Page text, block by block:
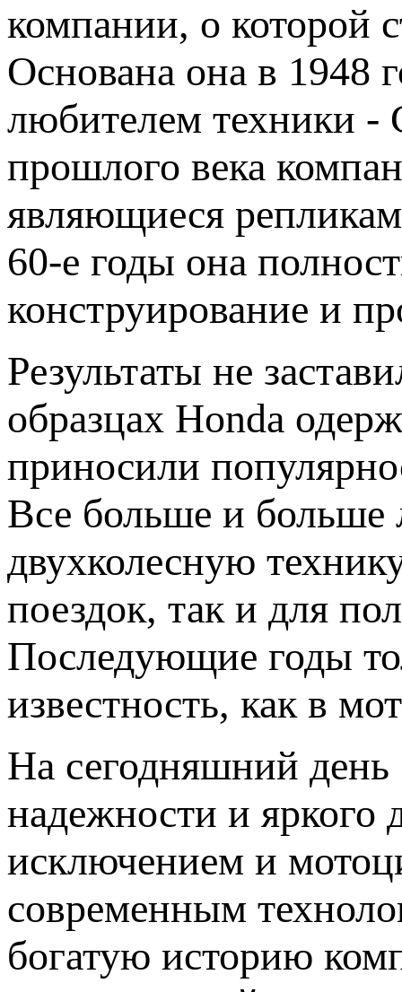
компании, о которой
Основана она в 1948
любителем техники -
прошлого века
являющиеся
60-е годы она
конструирование и
Результаты не
образцах Honda
приносили
Все больше и больше
двухколесную
поездок, так и для
Последующие годы
известность, как в
На сегодняшний день
надежности и яркого
исключением и
современным
богатую историю